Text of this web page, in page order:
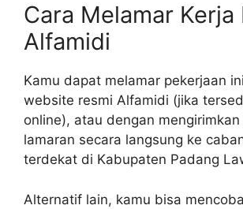
Cara Melamar Kerja
Alfamidi
Kamu dapat melamar pekerjaan
website resmi Alfamidi (jika
online), atau dengan
lamaran secara langsung ke
terdekat di Kabupaten Padang
Alternatif lain, kamu bisa